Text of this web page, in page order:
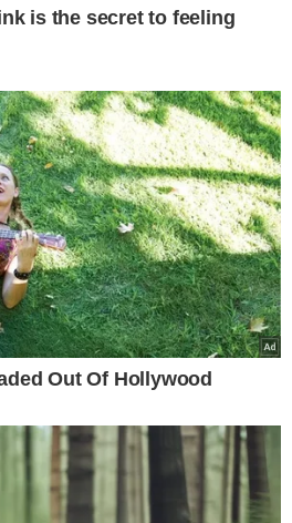
PESQUISA DATAFOLHA
Maioria dos brasileiros
que apostaram na Copa
do Mundo diz que não
ganhou dinheiro